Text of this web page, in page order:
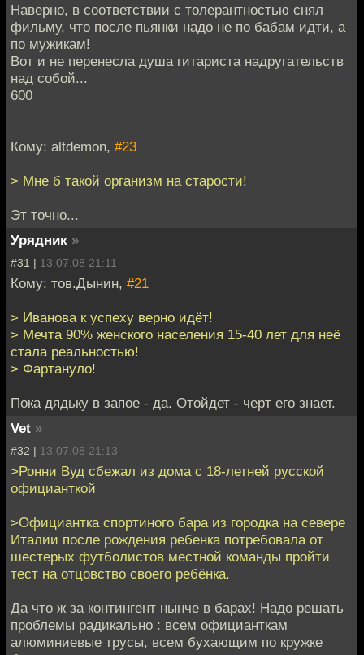
Наверно, в соответствии с толерантностью снял
фильму, что после пьянки надо не по бабам идти, а
по мужикам!
Вот и не перенесла душа гитариста надругательств
над собой...
600
Кому: altdemon, #23
> Мне б такой организм на старости!
Эт точно...
Урядник »
#31 | 13.07.08 21:11
Кому: тов.Дынин, #21
> Иванова к успеху верно идёт!
> Мечта 90% женского населения 15-40 лет для неё
стала реальностью!
> Фартануло!
Пока дядьку в запое - да. Отойдет - черт его знает.
Vet »
#32 | 13.07.08 21:13
>Ронни Вуд сбежал из дома с 18-летней русской
официанткой
>Официантка спортиного бара из городка на севере
Италии после рождения ребенка потребовала от
шестерых футболистов местной команды пройти
тест на отцовство своего ребёнка.
Да что ж за контингент нынче в барах! Надо решать
проблемы радикально : всем официанткам
алюминиевые трусы, всем бухающим по кружке